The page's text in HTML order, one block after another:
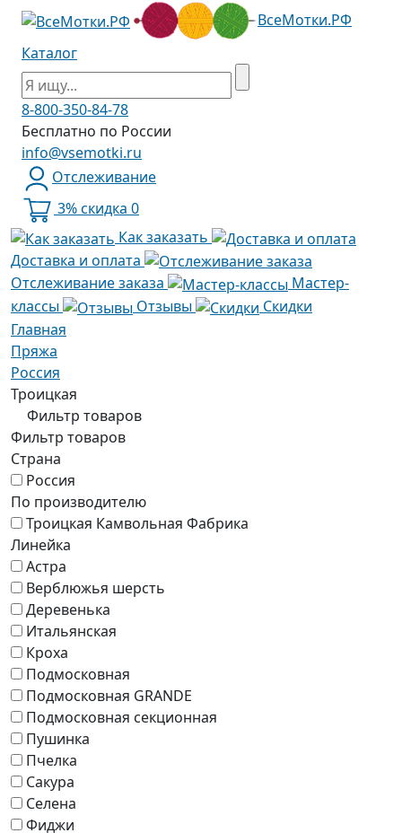
ВсеМотки.РФ
Каталог
8-800-350-84-78
Бесплатно по России
info@vsemotki.ru
Отслеживание
3% скидка 0
Как заказать
Доставка и оплата
Отслеживание заказа
Мастер-
классы
Отзывы
Скидки
Главная
Пряжа
Россия
Троицкая
Фильтр товаров
Фильтр товаров
Страна
Россия
По производителю
Троицкая Камвольная Фабрика
Линейка
Астра
Верблюжья шерсть
Деревенька
Итальянская
Кроха
Подмосковная
Подмосковная GRANDE
Подмосковная секционная
Пушинка
Пчелка
Сакура
Селена
Фиджи